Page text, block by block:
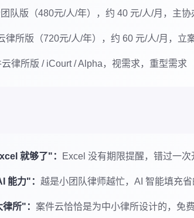
队版（480元/人/年），约 40 元/人/月，主
律所版（720元/人/年），约 60 元/人/月，立
律所版 / iCourt / Alpha，视需求，重型需求
就够了"： Excel 没有期限提醒，错过一
能力"： 越是小团队律师越忙，AI 智能填充
所"： 案件云恰恰是为中小律所设计的，免